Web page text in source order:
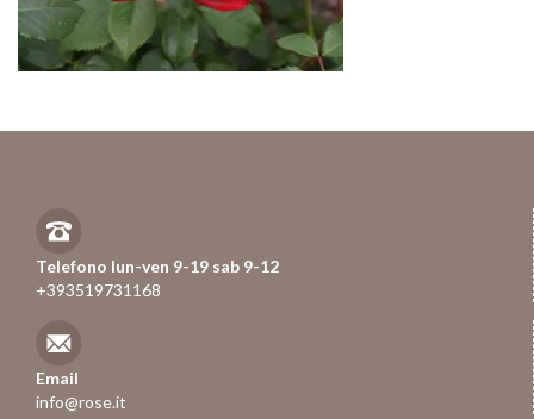
Telefono lun-ven 9-19 sab 9-12
+393519731168
Email
info@rose.it